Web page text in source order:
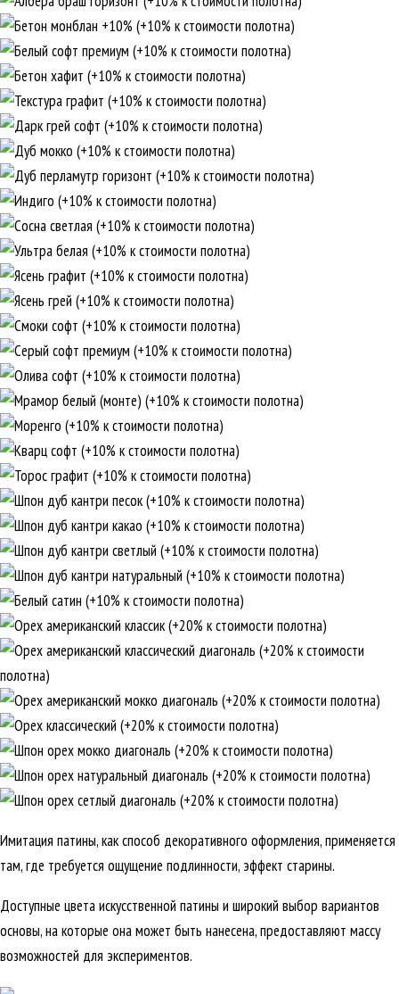
Имитация патины, как способ декоративного оформления, применяется
там, где требуется ощущение подлинности, эффект старины.
Доступные цвета искусственной патины и широкий выбор вариантов
основы, на которые она может быть нанесена, предоставляют массу
возможностей для экспериментов.